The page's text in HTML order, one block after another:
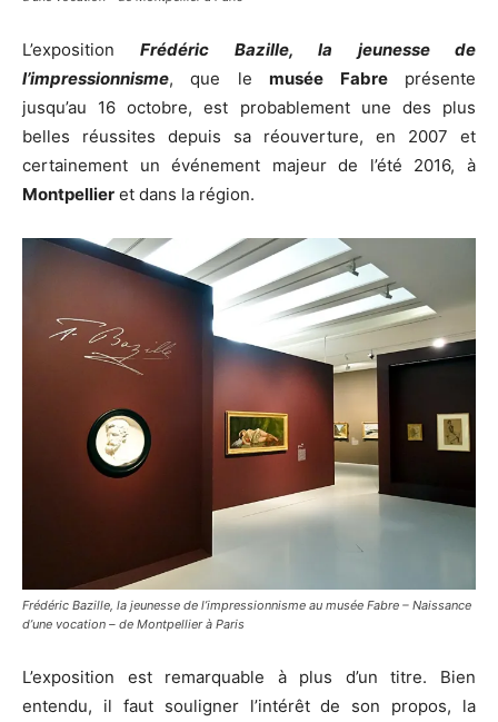
L’expositionFrédéric Bazille, la jeunesse de
l’impressionnisme, que lemusée Fabreprésente
jusqu’au 16 octobre, est probablement une des plus
belles réussites depuis sa réouverture, en 2007 et
certainement un événement majeur de l’été 2016, à
Montpellier et dans la région.
Frédéric Bazille, la jeunesse de l’impressionnisme au musée Fabre – Naissance
d’une vocation – de Montpellier à Paris
L’exposition est remarquable à plus d’un titre. Bien
entendu, il faut souligner l’intérêt de son propos, la